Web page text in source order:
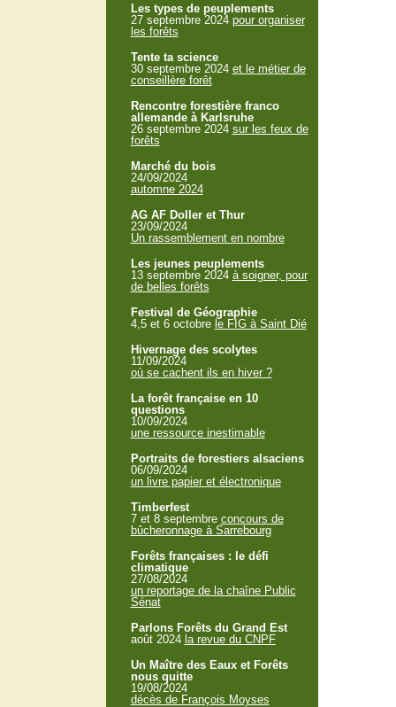
Les types de peuplements
27 septembre 2024 pour organiser
les forêts
Tente ta science
30 septembre 2024 et le métier de
conseillère forêt
Rencontre forestière franco
allemande à Karlsruhe
26 septembre 2024 sur les feux de
forêts
Marché du bois
24/09/2024
automne 2024
AG AF Doller et Thur
23/09/2024
Un rassemblement en nombre
Les jeunes peuplements
13 septembre 2024 à soigner, pour
de belles forêts
Festival de Géographie
4,5 et 6 octobre le FIG à Saint Dié
Hivernage des scolytes
11/09/2024
où se cachent ils en hiver ?
La forêt française en 10
questions
10/09/2024
une ressource inestimable
Portraits de forestiers alsaciens
06/09/2024
un livre papier et électronique
Timberfest
7 et 8 septembre concours de
bûcheronnage à Sarrebourg
Forêts françaises : le défi
climatique
27/08/2024
un reportage de la chaîne Public
Sénat
Parlons Forêts du Grand Est
août 2024 la revue du CNPF
Un Maître des Eaux et Forêts
nous quitte
19/08/2024
décès de François Moyses